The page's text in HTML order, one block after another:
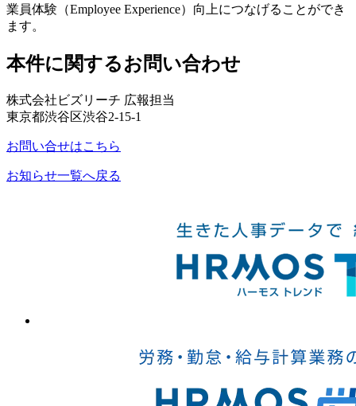
業員体験（Employee Experience）向上につなげることができ
ます。
本件に関するお問い合わせ
株式会社ビズリーチ 広報担当
東京都渋谷区渋谷2-15-1
お問い合せはこちら
お知らせ一覧へ戻る